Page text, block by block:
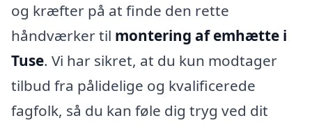
og kræfter på at finde den rette
håndværker til montering af emhætte i
Tuse. Vi har sikret, at du kun modtager
tilbud fra pålidelige og kvalificerede
fagfolk, så du kan føle dig tryg ved dit